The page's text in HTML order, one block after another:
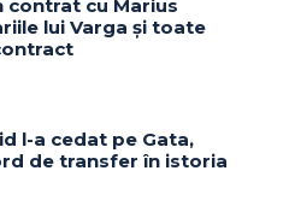
contrat cu Marius
lui Varga și toate
l-a cedat pe Gata,
de transfer în istoria